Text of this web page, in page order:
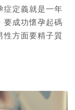
症定義就是一年
要成功懷孕起碼
性方面要精子質